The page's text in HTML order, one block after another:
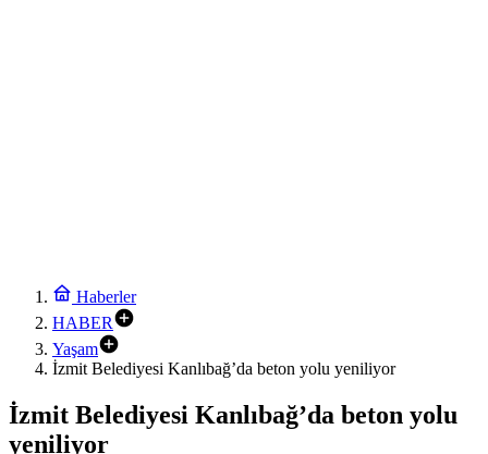
Haberler
HABER
Yaşam
İzmit Belediyesi Kanlıbağ’da beton yolu yeniliyor
İzmit Belediyesi Kanlıbağ’da beton yolu
yeniliyor